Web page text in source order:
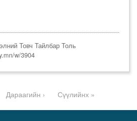
Товч Тайлбар Толь
w/3904
Дараагийн › Сүүлийнх »